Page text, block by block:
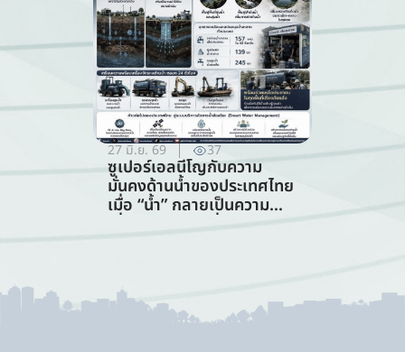
27 มิ.ย. 69 37
ซูเปอร์เอลนีโญกับความ
มั่นคงด้านน้ำของประเทศไทย
เมื่อ “น้ำ” กลายเป็นความ